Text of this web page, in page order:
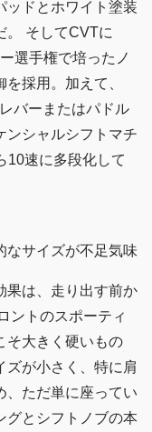
ッドとホワイト塗装
。 そしてCVTに
選手権で培ったノ
採用。加えて、
バーまたはパドル
ンシャルシフトマチ
10速に多段化して
なサイズが不足気味
果は、走り出す前か
ントのスポーティ
そ大きく硬いもの
ズが小さく、特に肩
、ただ単に座ってい
グとシフトノブの本